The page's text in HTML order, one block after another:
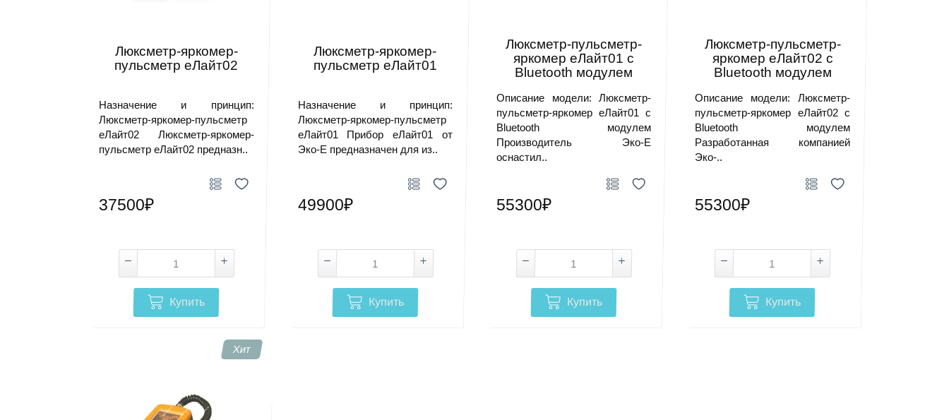
Люксметр-яркомер-
пульсметр еЛайт02
Назначение и принцип:
Люксметр-яркомер-пульсметр
еЛайт02 Люксметр-яркомер-
пульсметр еЛайт02 предназн..
37500₽
Купить
Люксметр-яркомер-
пульсметр еЛайт01
Назначение и принцип:
Люксметр-яркомер-пульсметр
еЛайт01 Прибор еЛайт01 от
Эко-Е предназначен для из..
49900₽
Купить
Люксметр-пульсметр-
яркомер еЛайт01 c
Bluetooth модулем
Описание модели: Люксметр-
пульсметр-яркомер еЛайт01 c
Bluetooth модулем
Производитель Эко-Е
оснастил..
55300₽
Купить
Люксметр-пульсметр-
яркомер еЛайт02 c
Bluetooth модулем
Описание модели: Люксметр-
пульсметр-яркомер еЛайт02 c
Bluetooth модулем
Разработанная компанией
Эко-..
55300₽
Купить
Хит